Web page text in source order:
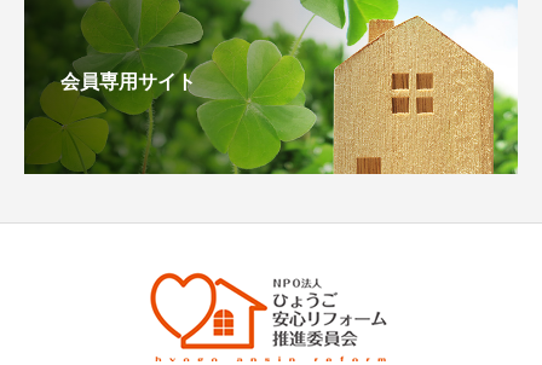
会員専用サイト